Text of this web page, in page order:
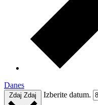
Danes
Zdaj Zdaj Izberite datum.